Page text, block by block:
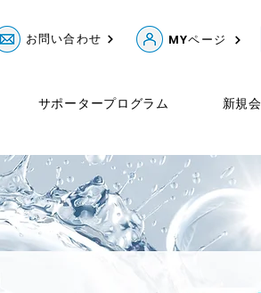
お問い合わせ MYページ
サポータープログラム 新規